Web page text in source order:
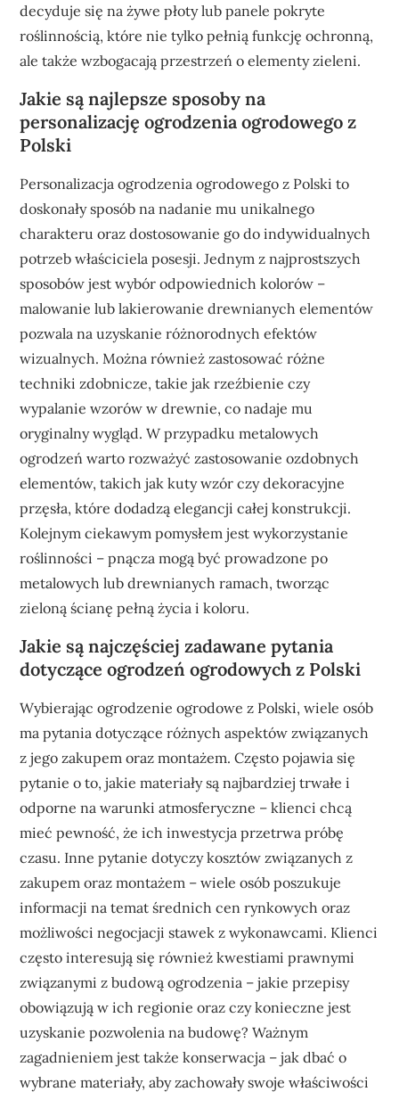
decyduje się na żywe płoty lub panele pokryte
roślinnością, które nie tylko pełnią funkcję ochronną,
ale także wzbogacają przestrzeń o elementy zieleni.
Jakie są najlepsze sposoby na
personalizację ogrodzenia ogrodowego z
Polski
Personalizacja ogrodzenia ogrodowego z Polski to
doskonały sposób na nadanie mu unikalnego
charakteru oraz dostosowanie go do indywidualnych
potrzeb właściciela posesji. Jednym z najprostszych
sposobów jest wybór odpowiednich kolorów –
malowanie lub lakierowanie drewnianych elementów
pozwala na uzyskanie różnorodnych efektów
wizualnych. Można również zastosować różne
techniki zdobnicze, takie jak rzeźbienie czy
wypalanie wzorów w drewnie, co nadaje mu
oryginalny wygląd. W przypadku metalowych
ogrodzeń warto rozważyć zastosowanie ozdobnych
elementów, takich jak kuty wzór czy dekoracyjne
przęsła, które dodadzą elegancji całej konstrukcji.
Kolejnym ciekawym pomysłem jest wykorzystanie
roślinności – pnącza mogą być prowadzone po
metalowych lub drewnianych ramach, tworząc
zieloną ścianę pełną życia i koloru.
Jakie są najczęściej zadawane pytania
dotyczące ogrodzeń ogrodowych z Polski
Wybierając ogrodzenie ogrodowe z Polski, wiele osób
ma pytania dotyczące różnych aspektów związanych
z jego zakupem oraz montażem. Często pojawia się
pytanie o to, jakie materiały są najbardziej trwałe i
odporne na warunki atmosferyczne – klienci chcą
mieć pewność, że ich inwestycja przetrwa próbę
czasu. Inne pytanie dotyczy kosztów związanych z
zakupem oraz montażem – wiele osób poszukuje
informacji na temat średnich cen rynkowych oraz
możliwości negocjacji stawek z wykonawcami. Klienci
często interesują się również kwestiami prawnymi
związanymi z budową ogrodzenia – jakie przepisy
obowiązują w ich regionie oraz czy konieczne jest
uzyskanie pozwolenia na budowę? Ważnym
zagadnieniem jest także konserwacja – jak dbać o
wybrane materiały, aby zachowały swoje właściwości